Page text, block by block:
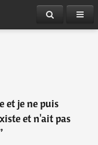
et je ne puis
et n'ait pas